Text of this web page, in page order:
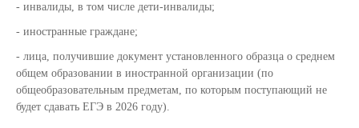
инвалиды, в том числе дети-инвалиды;
иностранные граждане;
лица, получившие документ установленного образца о среднем
общем образовании в иностранной организации (по
общеобразовательным предметам, по которым поступающий не
будет сдавать ЕГЭ в 2026 году).